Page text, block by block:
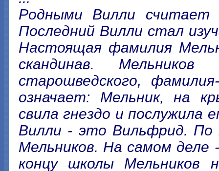
Родными Вилли считает
Последний Вилли стал
Настоящая фамилия
скандинав.
старошведского,
означает: Мельник, на
свила гнездо и послужила
Вилли - это Вильфрид. По
Мельников. На самом
концу школы Мельников